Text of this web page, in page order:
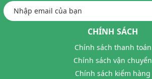
CHÍNH SÁCH
Chính sách thanh toán
Chính sách vận chuyển
Chính sách kiểm hàng